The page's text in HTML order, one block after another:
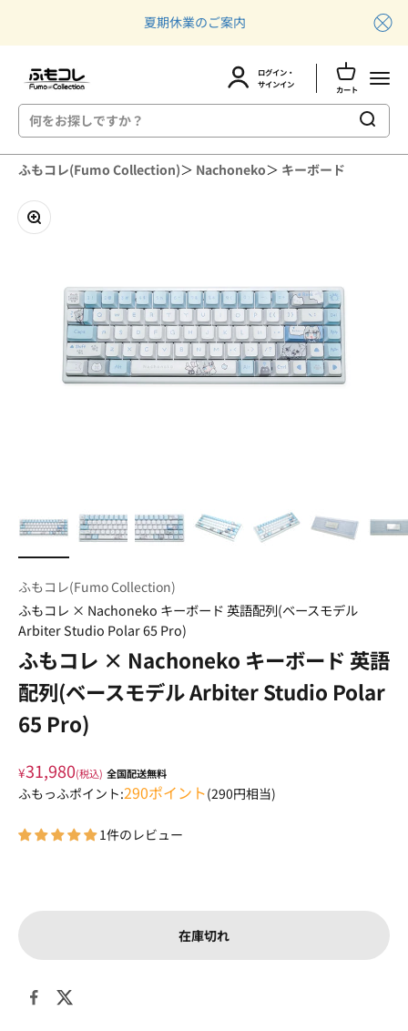
コンテンツへスキップ
夏期休業のご案内
ふもコレ(Fumo Collection)
アカウントページに移動する
ログイン・
サインイン
カートを開
カート
メニ
ふもコレ(Fumo Collection)＞ Nachoneko＞ キーボード
ズームイン
ふもコレ(Fumo Collection)
ふもコレ × Nachoneko キーボード 英語配列(ベースモデル
Arbiter Studio Polar 65 Pro)
ふもコレ × Nachoneko キーボード 英語
配列(ベースモデル Arbiter Studio Polar
65 Pro)
¥31,980(税込) 全国配送無料
ふもっふポイント:290ポイント(290円相当)
1件のレビュー
在庫切れ